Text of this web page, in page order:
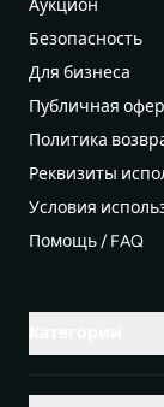
Аукцион
Безопасность
Для бизнеса
Публичная
Политика
Реквизиты
Условия
Помощь / FAQ